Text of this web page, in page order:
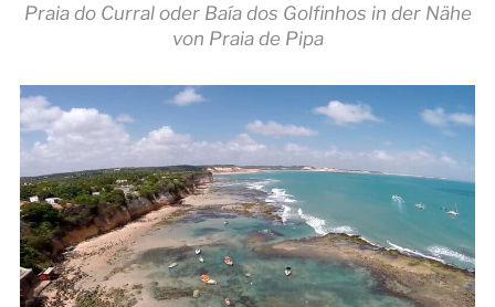
Praia do Curral oder Baía dos Golfinhos in der Nähe
von Praia de Pipa